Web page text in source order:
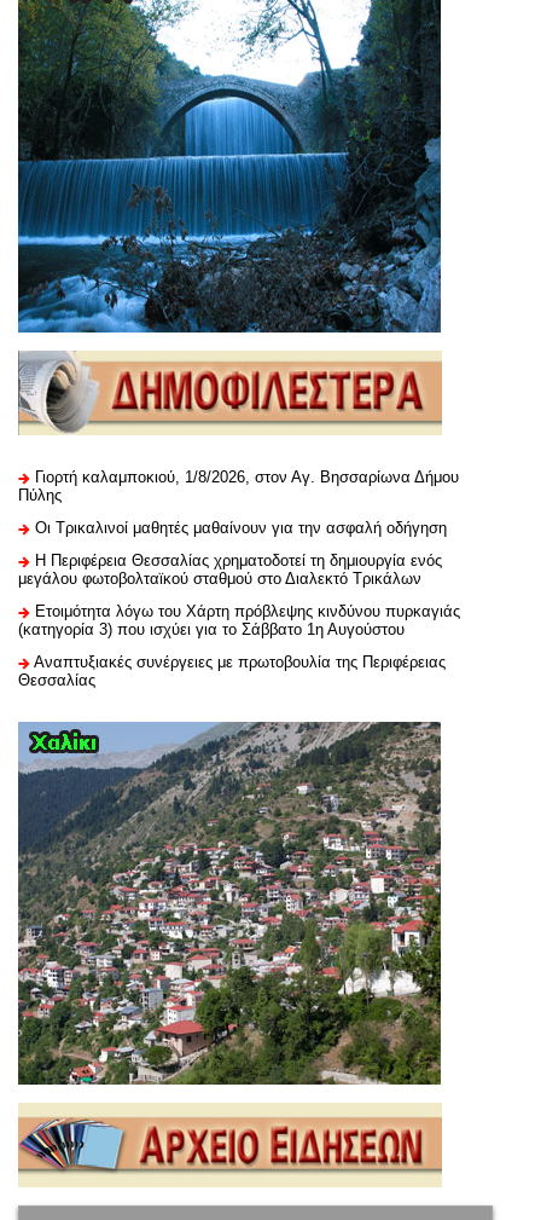
Γιορτή καλαμποκιού, 1/8/2026, στον Αγ. Βησσαρίωνα Δήμου
Πύλης
Οι Τρικαλινοί μαθητές μαθαίνουν για την ασφαλή οδήγηση
H Περιφέρεια Θεσσαλίας χρηματοδοτεί τη δημιουργία ενός
μεγάλου φωτοβολταϊκού σταθμού στο Διαλεκτό Τρικάλων
Ετοιμότητα λόγω του Χάρτη πρόβλεψης κινδύνου πυρκαγιάς
(κατηγορία 3) που ισχύει για το Σάββατο 1η Αυγούστου
Αναπτυξιακές συνέργειες με πρωτοβουλία της Περιφέρειας
Θεσσαλίας